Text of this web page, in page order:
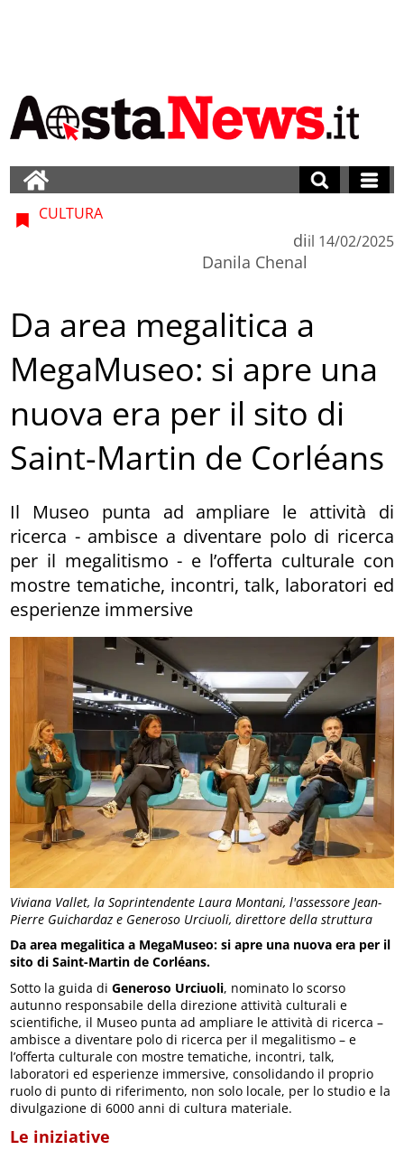
Viviana Vallet, la Soprintendente Laura Montani, l'assessore Jean-
Pierre Guichardaz e Generoso Urciuoli, direttore della struttura
CULTURA
di
Danila Chenal
il 14/02/2025
Da area megalitica a
MegaMuseo: si apre una
nuova era per il sito di
Saint-Martin de Corléans
Il Museo punta ad ampliare le attività di
ricerca - ambisce a diventare polo di ricerca
per il megalitismo - e l’offerta culturale con
mostre tematiche, incontri, talk, laboratori ed
esperienze immersive
Da area megalitica a MegaMuseo: si apre una nuova era per il
sito di Saint-Martin de Corléans.
Sotto la guida diGeneroso Urciuoli, nominato lo scorso
autunno responsabile della direzione attività culturali e
scientifiche, il Museo punta ad ampliare le attività di ricerca –
ambisce a diventare polo di ricerca per il megalitismo – e
l’offerta culturale con mostre tematiche, incontri, talk,
laboratori ed esperienze immersive, consolidando il proprio
ruolo di punto di riferimento, non solo locale, per lo studio e la
divulgazione di 6000 anni di cultura materiale.
Le iniziative